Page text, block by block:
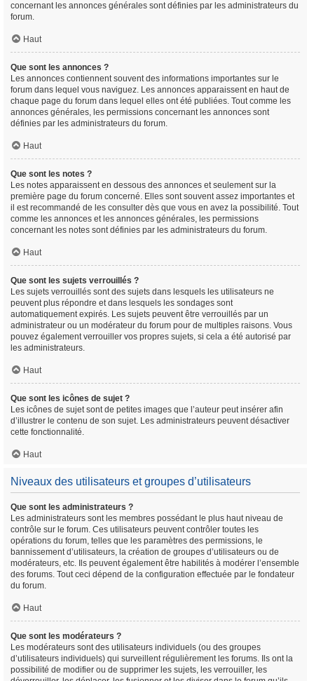
concernant les annonces générales sont définies par les administrateurs du
forum.
Haut
Que sont les annonces ?
Les annonces contiennent souvent des informations importantes sur le
forum dans lequel vous naviguez. Les annonces apparaissent en haut de
chaque page du forum dans lequel elles ont été publiées. Tout comme les
annonces générales, les permissions concernant les annonces sont
définies par les administrateurs du forum.
Haut
Que sont les notes ?
Les notes apparaissent en dessous des annonces et seulement sur la
première page du forum concerné. Elles sont souvent assez importantes et
il est recommandé de les consulter dès que vous en avez la possibilité. Tout
comme les annonces et les annonces générales, les permissions
concernant les notes sont définies par les administrateurs du forum.
Haut
Que sont les sujets verrouillés ?
Les sujets verrouillés sont des sujets dans lesquels les utilisateurs ne
peuvent plus répondre et dans lesquels les sondages sont
automatiquement expirés. Les sujets peuvent être verrouillés par un
administrateur ou un modérateur du forum pour de multiples raisons. Vous
pouvez également verrouiller vos propres sujets, si cela a été autorisé par
les administrateurs.
Haut
Que sont les icônes de sujet ?
Les icônes de sujet sont de petites images que l’auteur peut insérer afin
d’illustrer le contenu de son sujet. Les administrateurs peuvent désactiver
cette fonctionnalité.
Haut
Niveaux des utilisateurs et groupes d’utilisateurs
Que sont les administrateurs ?
Les administrateurs sont les membres possédant le plus haut niveau de
contrôle sur le forum. Ces utilisateurs peuvent contrôler toutes les
opérations du forum, telles que les paramètres des permissions, le
bannissement d’utilisateurs, la création de groupes d’utilisateurs ou de
modérateurs, etc. Ils peuvent également être habilités à modérer l’ensemble
des forums. Tout ceci dépend de la configuration effectuée par le fondateur
du forum.
Haut
Que sont les modérateurs ?
Les modérateurs sont des utilisateurs individuels (ou des groupes
d’utilisateurs individuels) qui surveillent régulièrement les forums. Ils ont la
possibilité de modifier ou de supprimer les sujets, les verrouiller, les